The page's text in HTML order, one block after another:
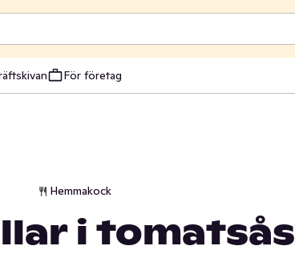
För företag
Hemmakock
i tomatsås